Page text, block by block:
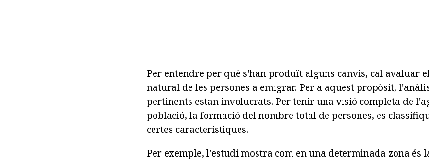
Per entendre per què s'han produït alguns canvis, cal avaluar
natural de les persones a emigrar. Per a aquest propòsit,
pertinents estan involucrats. Per tenir una visió completa de
població, la formació del nombre total de persones, es
certes característiques.
Per exemple, l'estudi mostra com en una determinada zona és